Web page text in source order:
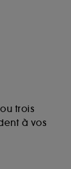
trois
à vos